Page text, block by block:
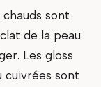
sont
de la peau
Les gloss
cuivrées sont